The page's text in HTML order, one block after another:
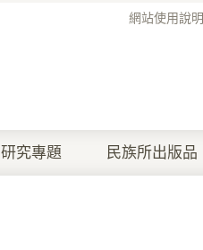
網站使用說明
研究專題 民族所出版品